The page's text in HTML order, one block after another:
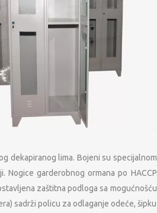
dekapiranog lima. Bojeni su specijalnom
garderobnog ormana po HACCP
zaštitna podloga sa mogućnošću
sadrži policu za odlaganje odeće, šipku